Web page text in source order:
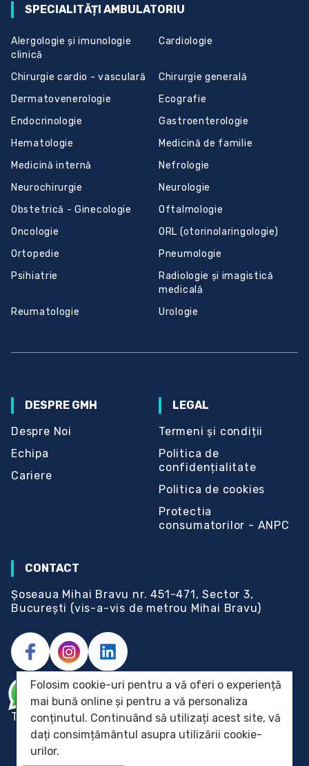
Folosim cookie-uri pentru a vă oferi o experiență
mai bună online și pentru a vă personaliza
conținutul. Continuând să utilizați acest site, vă
dați consimțământul asupra utilizării cookie-
urilor.
SPECIALITĂȚI AMBULATORIU
Alergologie și imunologie
clinică
Cardiologie
Chirurgie cardio - vasculară
Chirurgie generală
Dermatovenerologie
Ecografie
Endocrinologie
Gastroenterologie
Hematologie
Medicină de familie
Medicină internă
Nefrologie
Neurochirurgie
Neurologie
Obstetrică - Ginecologie
Oftalmologie
Oncologie
ORL (otorinolaringologie)
Ortopedie
Pneumologie
Psihiatrie
Radiologie și imagistică
medicală
Reumatologie
Urologie
DESPRE GMH
Despre Noi
Echipa
Cariere
LEGAL
Termeni și condiții
Politica de
confidențialitate
Politica de cookies
Protectia
consumatorilor - ANPC
CONTACT
Șoseaua Mihai Bravu nr. 451-471, Sector 3,
București (vis-a-vis de metrou Mihai Bravu)
© 2023 Global Medical Clinic.
Toate drepturile rezervate